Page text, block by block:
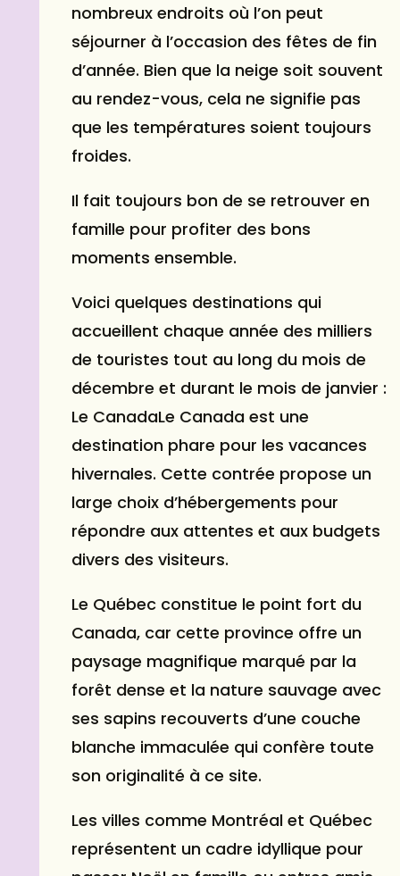
nombreux endroits où l’on peut
séjourner à l’occasion des fêtes de fin
d’année. Bien que la neige soit souvent
au rendez-vous, cela ne signifie pas
que les températures soient toujours
froides.
Il fait toujours bon de se retrouver en
famille pour profiter des bons
moments ensemble.
Voici quelques destinations qui
accueillent chaque année des milliers
de touristes tout au long du mois de
décembre et durant le mois de janvier :
Le CanadaLe Canada est une
destination phare pour les vacances
hivernales. Cette contrée propose un
large choix d’hébergements pour
répondre aux attentes et aux budgets
divers des visiteurs.
Le Québec constitue le point fort du
Canada, car cette province offre un
paysage magnifique marqué par la
forêt dense et la nature sauvage avec
ses sapins recouverts d’une couche
blanche immaculée qui confère toute
son originalité à ce site.
Les villes comme Montréal et Québec
représentent un cadre idyllique pour